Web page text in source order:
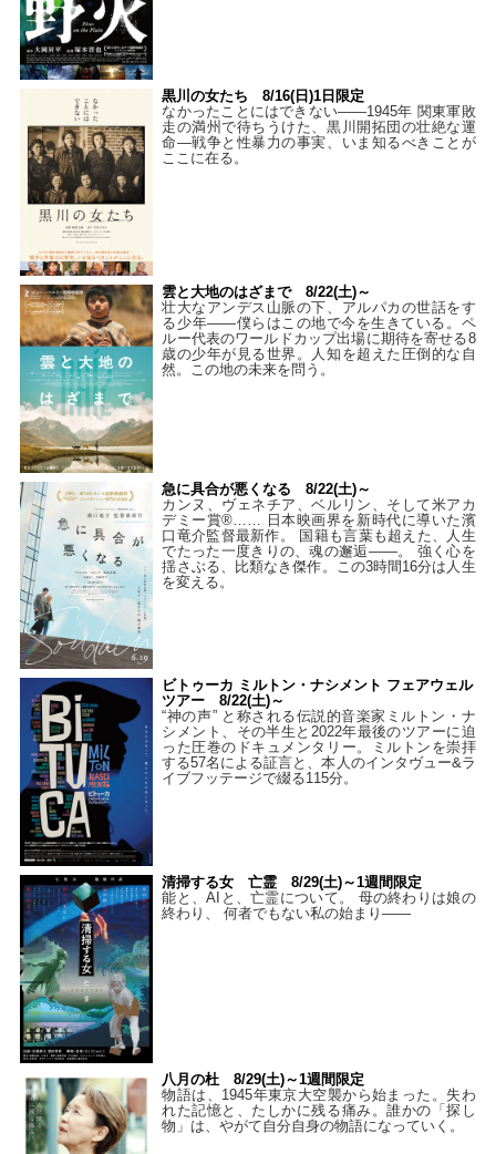
黒川の女たち 8/16(日)1日限定
なかったことにはできない——1945年 関東軍敗
走の満州で待ちうけた、黒川開拓団の壮絶な運
命―戦争と性暴力の事実、いま知るべきことが
ここに在る。
雲と大地のはざまで 8/22(土)～
壮大なアンデス山脈の下、アルパカの世話をす
る少年――僕らはこの地で今を生きている。ペ
ルー代表のワールドカップ出場に期待を寄せる8
歳の少年が見る世界。人知を超えた圧倒的な自
然。この地の未来を問う。
急に具合が悪くなる 8/22(土)～
カンヌ、ヴェネチア、ベルリン、そして米アカ
デミー賞®…… 日本映画界を新時代に導いた濱
口竜介監督最新作。 国籍も言葉も超えた、人生
でたった一度きりの、魂の邂逅――。 強く心を
揺さぶる、比類なき傑作。この3時間16分は人生
を変える。
ビトゥーカ ミルトン・ナシメント フェアウェル
ツアー 8/22(土)～
“神の声” と称される伝説的音楽家ミルトン・ナ
シメント、その半生と2022年最後のツアーに迫
った圧巻のドキュメンタリー。ミルトンを崇拝
する57名による証言と、本人のインタヴュー&ラ
イブフッテージで綴る115分。
清掃する女 亡霊 8/29(土)～1週間限定
能と、AIと、亡霊について。 母の終わりは娘の
終わり、 何者でもない私の始まり――
八月の杜 8/29(土)～1週間限定
物語は、1945年東京大空襲から始まった。失わ
れた記憶と、たしかに残る痛み。誰かの「探し
物」は、やがて自分自身の物語になっていく。